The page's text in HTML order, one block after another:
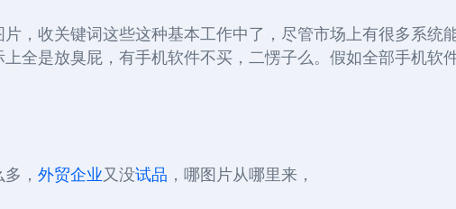
，收关键词这些这种基本工作中了，尽管市场上有很多系统
上全是放臭屁，有手机软件不买，二愣子么。假如全部手机软
， 外贸企业 又没试品 ，哪图片从哪里来，